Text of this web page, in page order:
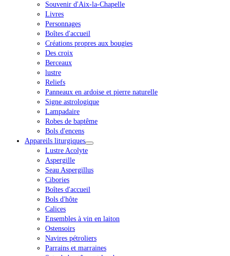
Souvenir d'Aix-la-Chapelle
Livres
Personnages
Boîtes d'accueil
Créations propres aux bougies
Des croix
Berceaux
lustre
Reliefs
Panneaux en ardoise et pierre naturelle
Signe astrologique
Lampadaire
Robes de baptême
Bols d'encens
Appareils liturgiques
Lustre Acolyte
Aspergille
Seau Aspergillus
Cibories
Boîtes d'accueil
Bols d'hôte
Calices
Ensembles à vin en laiton
Ostensoirs
Navires pétroliers
Parrains et marraines